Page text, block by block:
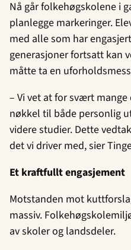
Nå går folkehøgskolene i
planlegge markeringer.
med alle som har
generasjoner fortsatt kan
måtte ta en
– Vi vet at for svært
nøkkel til både personlig
videre studier. Dette
det vi driver med, sier
Et kraftfullt engasjement
Motstanden mot
massiv.
av skoler og landsdeler.